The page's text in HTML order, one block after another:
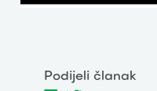
Podijeli članak